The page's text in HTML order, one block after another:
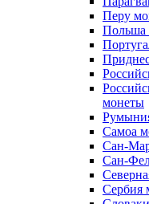
Перу
Польша
монеты
Самоа
Сан-
Сан-
Сербия